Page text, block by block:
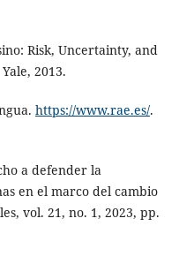
Risk, Uncertainty, and
2013.
https://www.rae.es/.
a defender la
en el marco del cambio
vol. 21, no. 1, 2023, pp.